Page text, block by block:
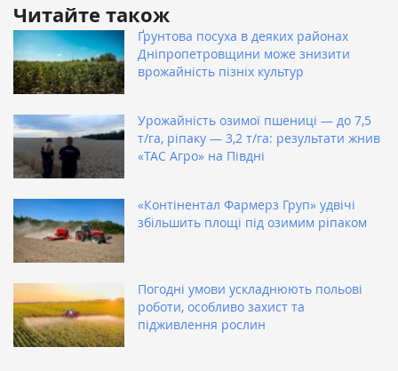
Читайте також
Ґрунтова посуха в деяких районах
Дніпропетровщини може знизити
врожайність пізніх культур
Урожайність озимої пшениці — до 7,5
т/га, ріпаку — 3,2 т/га: результати жнив
«ТАС Агро» на Півдні
«Контінентал Фармерз Груп» удвічі
збільшить площі під озимим ріпаком
Погодні умови ускладнюють польові
роботи, особливо захист та
підживлення рослин